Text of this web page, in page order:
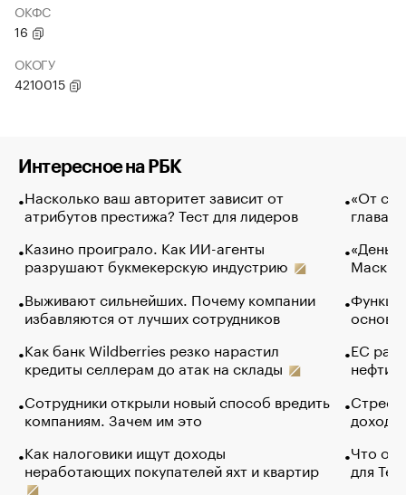
ОКФС
16
ОКОГУ
4210015
Интересное на РБК
Насколько ваш авторитет зависит от
атрибутов престижа? Тест для лидеров
Казино проиграло. Как ИИ-агенты
разрушают букмекерскую индустрию
Выживают сильнейших. Почему компании
избавляются от лучших сотрудников
Как банк Wildberries резко нарастил
кредиты селлерам до атак на склады
Сотрудники открыли новый способ вредить
компаниям. Зачем им это
Как налоговики ищут доходы
неработающих покупателей яхт и квартир
«От
глава
Маск в
основ
ЕС
нефти
Что
для